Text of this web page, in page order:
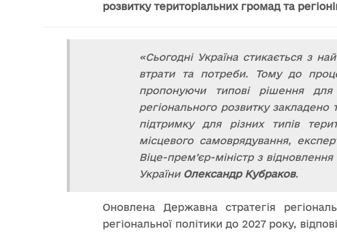
розвитку територіальних громад та
«Сьогодні Україна стикається з
втрати та потреби. Тому до
пропонуючи типові рішення
регіонального розвитку закладено
підтримку для різних типів
місцевого самоврядування,
Віце-прем’єр-міністр з
України Олександр Кубраков.
Оновлена Державна стратегія
регіональної політики до 2027 року,